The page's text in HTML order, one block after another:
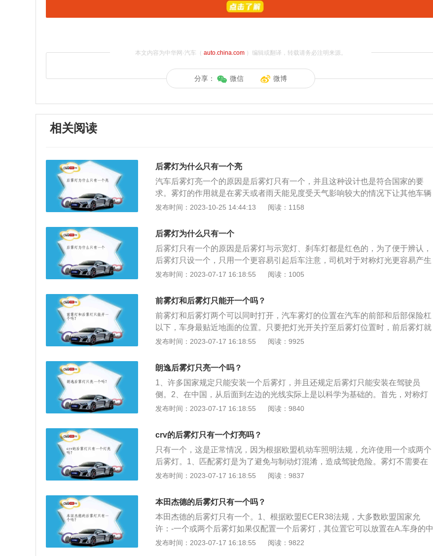
本文内容为中华网·汽车（ auto.china.com）编辑或翻译，转载请务必注明来源。
分享： 微信 微博
相关阅读
后雾灯为什么只有一个亮
汽车后雾灯亮一个的原因是后雾灯只有一个，并且这种设计也是符合国家的要
求。雾灯的作用就是在雾天或者雨天能见度受天气影响较大的情况下让其他车辆
看见本车，因此雾灯的光源需要有较强的穿透性。一般的车辆用的都是卤素雾
和大雨等恶劣气候条件下，或者在烟尘弥漫的环境中行驶时，为了照亮前方道
路，保障行车安全而必须采用前雾灯照明。近年来，在造型设计方面，多将雾灯
设置在前保险杠上；2、前雾灯内的遮光罩是为了将灯丝向反光镜上半部分照射
的光线遮住，使其配光有一清晰的明暗截止线，即上暗下明；3、在配光光形边
缘上部的可见区域内尽可能的暗，而下部亮区两侧水平方向扩散角应为50°，形成
发布时间：2023-10-25 14:44:13 阅读：1158
后雾灯为什么只有一个
后雾灯只有一个的原因是后雾灯与示宽灯、刹车灯都是红色的，为了便于辨认，
后雾灯只设一个，只用一个更容易引起后车注意，司机对于对称灯光更容易产生
麻痹的反应，所以只用一个，且后雾灯需要装在车辆左侧，因为我国道路是靠右
是照明，而是在浓雾的情况使用的，为了行驶更加安全，前雾灯有必要安装。后
由于灯光原因需要在大雾的天气下可以穿透雾，更加强烈，更加刺眼，让后车看
到及时做出判断，所以需要穿透力强，易于让后车看到。前雾灯不是照明的，而
是提供一个高亮度的散射光源，这个光源的强度是为了穿透浓雾，起到提醒对面
况下用。所有的车都有后雾灯，但不是所有的车都有前雾灯，雾灯是需要在雨雾
能见度小于200米时就应该开启的，其他时候别开，开了后车司机会宛如看到远
光灯，造成眼睛不舒服。容易发生交通事故。之所以只有左边的后雾灯亮是雾灯
里，防止追尾事故的发生。而其中更主要的是提醒后方车辆你的位置，国标GB4
方。
发布时间：2023-07-17 16:18:55 阅读：1005
前雾灯和后雾灯只能开一个吗？
前雾灯和后雾灯两个可以同时打开，汽车雾灯的位置在汽车的前部和后部保险杠
以下，车身最贴近地面的位置。只要把灯光开关拧至后雾灯位置时，前后雾灯就
会一起打开。这样设计的原因是当驾驶员需要前雾灯时，后雾灯未必用得上；而
号，其主要特点是雾中穿透性强，在能见度低下的天气里容易让车辆或行人及早
注意到，能有效预防事故的发生。汽车雾灯使用的注意事项：能见度低于100米
后必须要开启雾灯并注意降低车速；能见度低于30米需要打开雾灯靠边停车并开
启危险警告灯；对于雨雾雪或尘埃弥漫天气开启雾灯和降低车速。雾灯还有一个
小用处，那就是夜晚行驶在不平的路面时，远光灯和近光灯往往不能把车前方路
车道来车时，应提前关闭。
发布时间：2023-07-17 16:18:55 阅读：9925
朗逸后雾灯只亮一个吗？
1、许多国家规定只能安装一个后雾灯，并且还规定后雾灯只能安装在驾驶员
侧。2、在中国，从后面到左边的光线实际上是以科学为基础的。首先，对称灯
光容易使驾驶员瘫痪，与两个后乘客灯和一个后雾灯相比，一个后雾灯可以更好
制动灯混淆，容易造成交通事故。3、因此，想加装一只雾灯的朋友，为了安
发布时间：2023-07-17 16:18:55 阅读：9840
crv的后雾灯只有一个灯亮吗？
只有一个，这是正常情况，因为根据欧盟机动车照明法规，允许使用一个或两个
后雾灯。1、匹配雾灯是为了避免与制动灯混淆，造成驾驶危险。雾灯不需要在
车辆正常行驶过程中使用，仅在雾天、雪季和雨季使用。2、根据欧盟ECER38
置它可以放置在A.车身的中心，或B.与驾驶员在同一侧。如果配置了两个，则它
们必须左右对称3、但是，由于两个后雾灯容易与制动灯混淆，ECEr48中规定，
如果配置了两个后雾灯，后雾灯的位置必须距离制动灯10厘米以上。
发布时间：2023-07-17 16:18:55 阅读：9837
本田杰德的后雾灯只有一个吗？
本田杰德的后雾灯只有一个。1、根据欧盟ECER38法规，大多数欧盟国家允
许：-一个或两个后雾灯如果仅配置一个后雾灯，其位置它可以放置在A.车身的中
心，或B.与驾驶员在同一侧。如果配置了两个，则它们必须左右对称2、但是，由
发布时间：2023-07-17 16:18:55 阅读：9822